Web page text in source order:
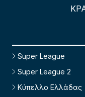
Super League
Super League 2
Κύπελλο Ελλάδας